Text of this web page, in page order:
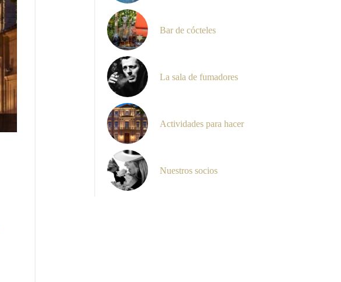
La Montagne Sainte-Victoire
Bar de cócteles
La sala de fumadores
Actividades para hacer
Nuestros socios